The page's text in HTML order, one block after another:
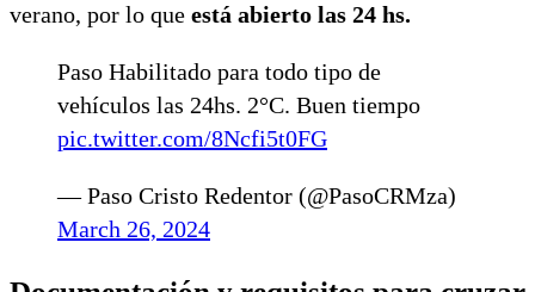
verano, por lo que está abierto las 24 hs.
Paso Habilitado para todo tipo de
vehículos las 24hs. 2°C. Buen tiempo
pic.twitter.com/8Ncfi5t0FG
— Paso Cristo Redentor (@PasoCRMza)
March 26, 2024